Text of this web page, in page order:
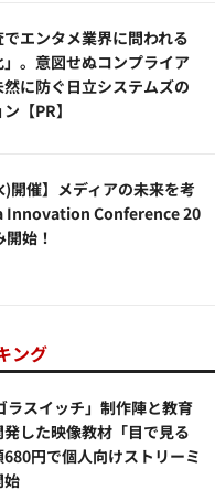
エンタメ業界に問われる
」。意図せぬコンプライア
に防ぐ日立システムズの
【PR】
)開催】メディアの未来を考
Innovation Conference 20
始！
ング
ラスイッチ」制作陣と教育
した映像教材「目で見る
円で個人向けストリーミ
始